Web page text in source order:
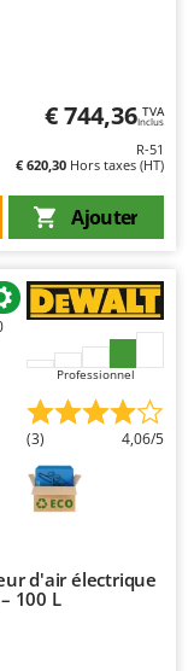
€ 744,36 TVA
Inclus
R-51
€ 620,30 Hors taxes (HT)
Ajouter
Professionnel
(3) 4,06/5
d'air électrique
100 L